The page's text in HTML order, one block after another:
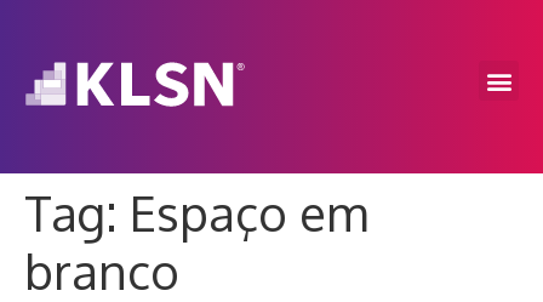
Tag: Espaço em
branco